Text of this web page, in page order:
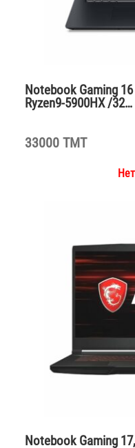
Notebook Gaming
Ryzen9-5900HX /32…
33000 TMT
Notebook Gaming